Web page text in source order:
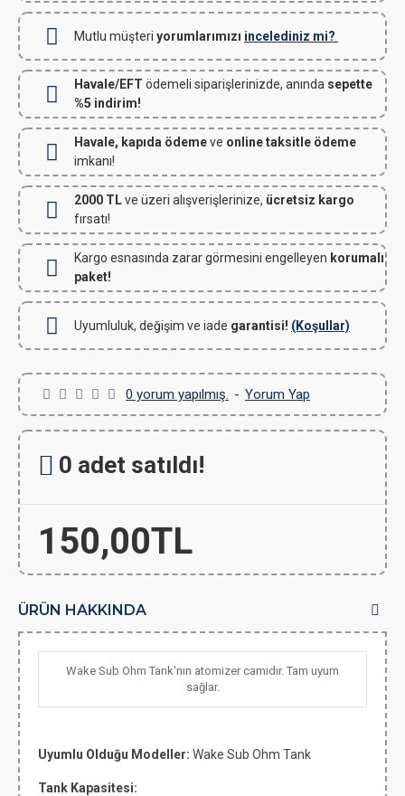
Mutlu müşteri yorumlarımızı incelediniz mi?
Havale/EFT ödemeli siparişlerinizde, anında sepette
%5 indirim!
Havale, kapıda ödemeve online taksitle ödeme
imkanı!
2000 TLve üzeri alışverişlerinize, ücretsiz kargo
fırsatı!
Kargo esnasında zarar görmesini engelleyen korumalı
paket!
Uyumluluk, değişim ve iade garantisi! (Koşullar)
0 yorum yapılmış. - Yorum Yap
150,00TL
0 adet satıldı!
ÜRÜN HAKKINDA
Wake Sub Ohm Tank'nın atomizer camıdır. Tam uyum
sağlar.
Uyumlu Olduğu Modeller: Wake Sub Ohm Tank
Tank Kapasitesi: